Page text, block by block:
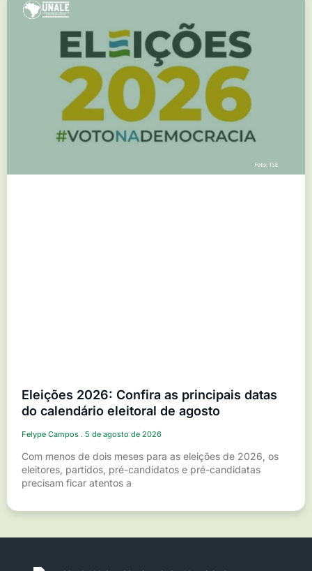
Eleições 2026: Confira as principais datas
do calendário eleitoral de agosto
Felype Campos 5 de agosto de 2026
Com menos de dois meses para as eleições de 2026, os
eleitores, partidos, pré-candidatos e pré-candidatas
precisam ficar atentos a